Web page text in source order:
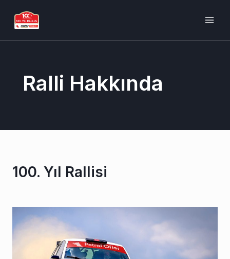
Ralli Hakkında
100. Yıl Rallisi